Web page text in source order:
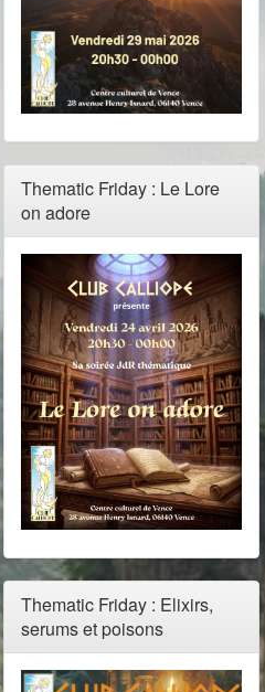
Thematic Friday : Le Lore
on adore
Thematic Friday : Elixirs,
serums et poisons